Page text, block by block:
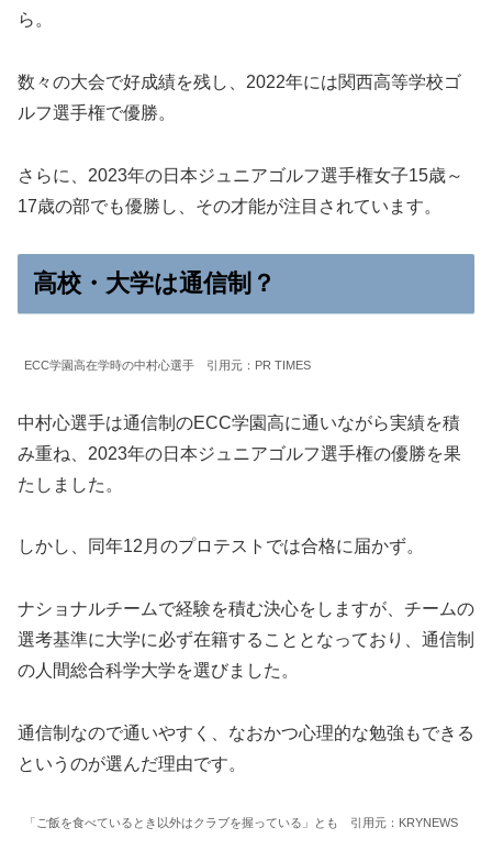
ら。
数々の大会で好成績を残し、2022年には関西高等学校ゴ
ルフ選手権で優勝。
さらに、2023年の日本ジュニアゴルフ選手権女子15歳～
17歳の部でも優勝し、その才能が注目されています。
高校・大学は通信制？
ECC学園高在学時の中村心選手 引用元：PR TIMES
中村心選手は通信制のECC学園高に通いながら実績を積
み重ね、2023年の日本ジュニアゴルフ選手権の優勝を果
たしました。
しかし、同年12月のプロテストでは合格に届かず。
ナショナルチームで経験を積む決心をしますが、チームの
選考基準に大学に必ず在籍することとなっており、通信制
の人間総合科学大学を選びました。
通信制なので通いやすく、なおかつ心理的な勉強もできる
というのが選んだ理由です。
「ご飯を食べているとき以外はクラブを握っている」とも 引用元：KRYNEWS